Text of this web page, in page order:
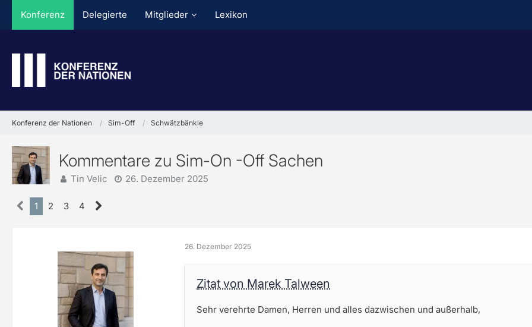
Konferenz Delegierte Mitglieder Lexikon
Konferenz der Nationen Sim-Off Schwätzbänkle
Kommentare zu Sim-On -Off Sachen
Tin Velic 26. Dezember 2025
1 2 3 4
26. Dezember 2025
Zitat von Marek Talween
Sehr verehrte Damen, Herren und alles dazwischen und außerhalb,